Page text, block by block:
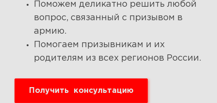
Поможем деликатно решить любой
вопрос, связанный с призывом в
армию.
Помогаем призывникам и их
родителям из всех регионов России.
Получить консультацию